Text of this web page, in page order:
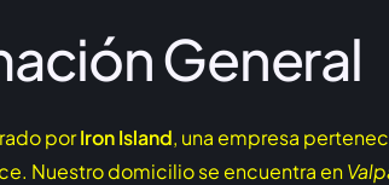
General
porIron Island, una empresa
Nuestro domicilio se encuentra en